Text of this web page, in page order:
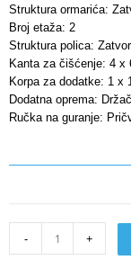
Struktura ormarića:
Broj etaža: 2
Struktura polica:
Kanta za čišćenje: 4 x
Korpa za dodatke: 1 x
Dodatna oprema:
Ručka na guranje:
- +